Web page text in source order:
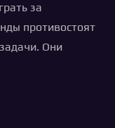
за
противостоят
Они